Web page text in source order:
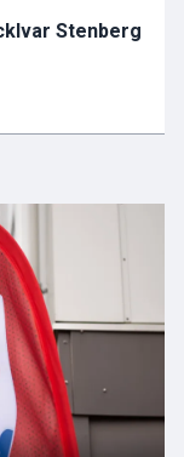
Ivar Stenberg